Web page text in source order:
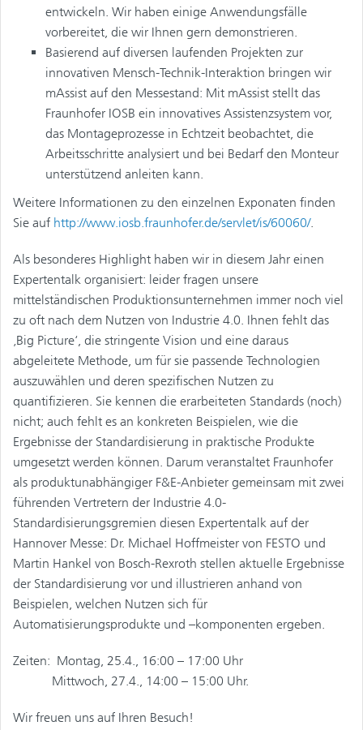
entwickeln. Wir haben einige Anwendungsfälle
vorbereitet, die wir Ihnen gern demonstrieren.
Basierend auf diversen laufenden Projekten zur
innovativen Mensch-Technik-Interaktion bringen wir
mAssist auf den Messestand: Mit mAssist stellt das
Fraunhofer IOSB ein innovatives Assistenzsystem vor,
das Montageprozesse in Echtzeit beobachtet, die
Arbeitsschritte analysiert und bei Bedarf den Monteur
unterstützend anleiten kann.
Weitere Informationen zu den einzelnen Exponaten finden
Sie auf http://www.iosb.fraunhofer.de/servlet/is/60060/.
Als besonderes Highlight haben wir in diesem Jahr einen
Expertentalk organisiert: leider fragen unsere
mittelständischen Produktionsunternehmen immer noch viel
zu oft nach dem Nutzen von Industrie 4.0. Ihnen fehlt das
‚Big Picture‘, die stringente Vision und eine daraus
abgeleitete Methode, um für sie passende Technologien
auszuwählen und deren spezifischen Nutzen zu
quantifizieren. Sie kennen die erarbeiteten Standards (noch)
nicht; auch fehlt es an konkreten Beispielen, wie die
Ergebnisse der Standardisierung in praktische Produkte
umgesetzt werden können. Darum veranstaltet Fraunhofer
als produktunabhängiger F&E-Anbieter gemeinsam mit zwei
führenden Vertretern der Industrie 4.0-
Standardisierungsgremien diesen Expertentalk auf der
Hannover Messe: Dr. Michael Hoffmeister von FESTO und
Martin Hankel von Bosch-Rexroth stellen aktuelle Ergebnisse
der Standardisierung vor und illustrieren anhand von
Beispielen, welchen Nutzen sich für
Automatisierungsprodukte und –komponenten ergeben.
Zeiten: Montag, 25.4., 16:00 – 17:00 Uhr
Mittwoch, 27.4., 14:00 – 15:00 Uhr.
Wir freuen uns auf Ihren Besuch!